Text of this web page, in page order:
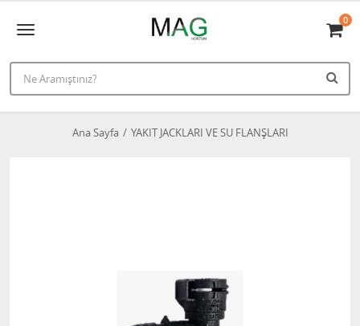
0
Ana Sayfa YAKIT JACKLARI VE SU FLANŞLARI